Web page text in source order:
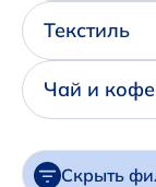
,
Текстиль
Чай и кофе
Скрыть